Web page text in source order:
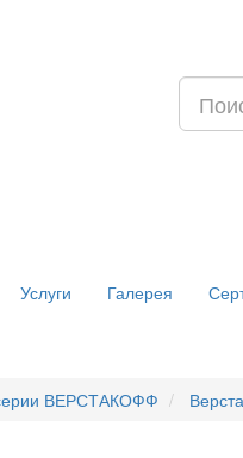
Услуги Галерея
ВЕРСТАКОФФ